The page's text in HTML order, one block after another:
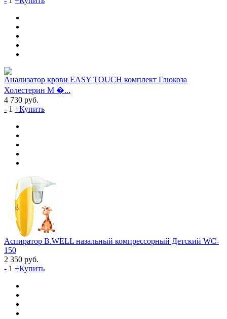
Анализатор крови EASY TOUCH комплект Глюкоза
Холестерин М �...
4 730 руб.
- 1 +Купить
Аспиратор B.WELL назальный компрессорный Детский WC-
150
2 350 руб.
- 1 +Купить